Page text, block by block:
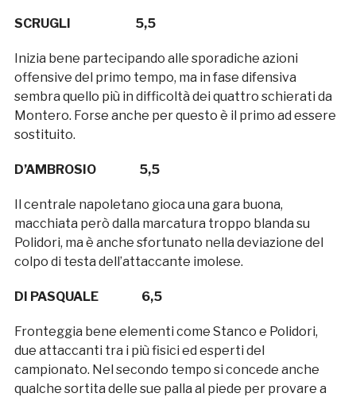
SCRUGLI 5,5
Inizia bene partecipando alle sporadiche azioni
offensive del primo tempo, ma in fase difensiva
sembra quello più in difficoltà dei quattro schierati da
Montero. Forse anche per questo è il primo ad essere
sostituito.
D’AMBROSIO 5,5
Il centrale napoletano gioca una gara buona,
macchiata però dalla marcatura troppo blanda su
Polidori, ma è anche sfortunato nella deviazione del
colpo di testa dell’attaccante imolese.
DI PASQUALE 6,5
Fronteggia bene elementi come Stanco e Polidori,
due attaccanti tra i più fisici ed esperti del
campionato. Nel secondo tempo si concede anche
qualche sortita delle sue palla al piede per provare a